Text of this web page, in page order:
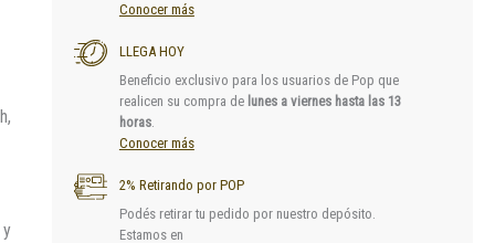
y
Conocer más
LLEGA HOY
Beneficio exclusivo para los usuarios de Pop que
realicen su compra de lunes a viernes hasta las 13
horas.
Conocer más
2% Retirando por POP
Podés retirar tu pedido por nuestro depósito.
Estamos en